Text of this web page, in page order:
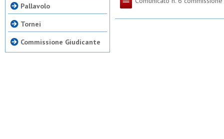
Pallavolo
Tornei
Commissione Giudicante